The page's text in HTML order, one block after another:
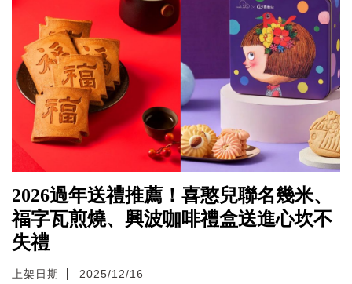
2026過年送禮推薦！喜憨兒聯名幾米、
福字瓦煎燒、興波咖啡禮盒送進心坎不
失禮
上架日期 2025/12/16